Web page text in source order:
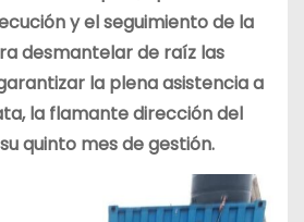
y el seguimiento de la
desmantelar de raíz las
la plena asistencia a
la flamante dirección del
quinto mes de gestión.